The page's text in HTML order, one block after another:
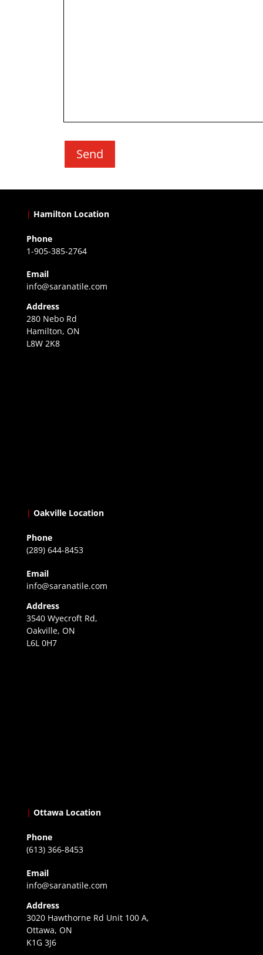
Send
| Hamilton Location
Phone
1-905-385-2764
Email
info@saranatile.com
Address
280 Nebo Rd
Hamilton, ON
L8W 2K8
| Oakville Location
Phone
(289) 644-8453
Email
info@saranatile.com
Address
3540 Wyecroft Rd,
Oakville, ON
L6L 0H7
| Ottawa Location
Phone
(613) 366-8453
Email
info@saranatile.com
Address
3020 Hawthorne Rd Unit 100 A,
Ottawa, ON
K1G 3J6